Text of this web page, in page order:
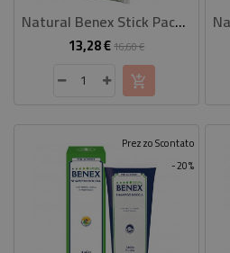
Natural Benex Stick Pack Bevibile
13,28 €Prezzo
base
16,60 €Prezzo
-20%
Prezzo Scontato